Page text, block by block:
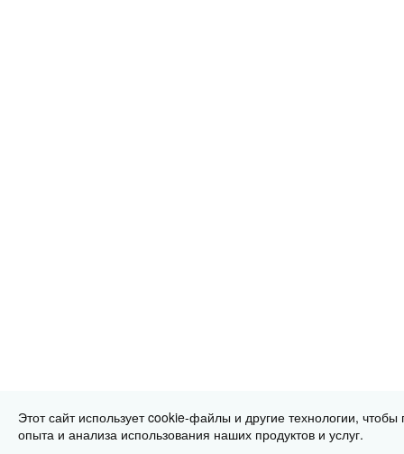
Этот сайт использует cookie-файлы и другие технологии,
опыта и анализа использования наших продуктов и услуг.